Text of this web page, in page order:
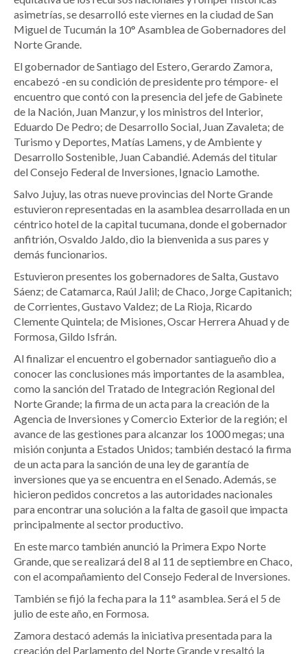
asimetrías, se desarrolló este viernes en la ciudad de San
Miguel de Tucumán la 10° Asamblea de Gobernadores del
Norte Grande.
El gobernador de Santiago del Estero, Gerardo Zamora,
encabezó -en su condición de presidente pro témpore- el
encuentro que contó con la presencia del jefe de Gabinete
de la Nación, Juan Manzur, y los ministros del Interior,
Eduardo De Pedro; de Desarrollo Social, Juan Zavaleta; de
Turismo y Deportes, Matías Lamens, y de Ambiente y
Desarrollo Sostenible, Juan Cabandié. Además del titular
del Consejo Federal de Inversiones, Ignacio Lamothe.
Salvo Jujuy, las otras nueve provincias del Norte Grande
estuvieron representadas en la asamblea desarrollada en un
céntrico hotel de la capital tucumana, donde el gobernador
anfitrión, Osvaldo Jaldo, dio la bienvenida a sus pares y
demás funcionarios.
Estuvieron presentes los gobernadores de Salta, Gustavo
Sáenz; de Catamarca, Raúl Jalil; de Chaco, Jorge Capitanich;
de Corrientes, Gustavo Valdez; de La Rioja, Ricardo
Clemente Quintela; de Misiones, Oscar Herrera Ahuad y de
Formosa, Gildo Isfrán.
Al finalizar el encuentro el gobernador santiagueño dio a
conocer las conclusiones más importantes de la asamblea,
como la sanción del Tratado de Integración Regional del
Norte Grande; la firma de un acta para la creación de la
Agencia de Inversiones y Comercio Exterior de la región; el
avance de las gestiones para alcanzar los 1000 megas; una
misión conjunta a Estados Unidos; también destacó la firma
de un acta para la sanción de una ley de garantía de
inversiones que ya se encuentra en el Senado. Además, se
hicieron pedidos concretos a las autoridades nacionales
para encontrar una solución a la falta de gasoil que impacta
principalmente al sector productivo.
En este marco también anunció la Primera Expo Norte
Grande, que se realizará del 8 al 11 de septiembre en Chaco,
con el acompañamiento del Consejo Federal de Inversiones.
También se fijó la fecha para la 11° asamblea. Será el 5 de
julio de este año, en Formosa.
Zamora destacó además la iniciativa presentada para la
creación del Parlamento del Norte Grande y resaltó la